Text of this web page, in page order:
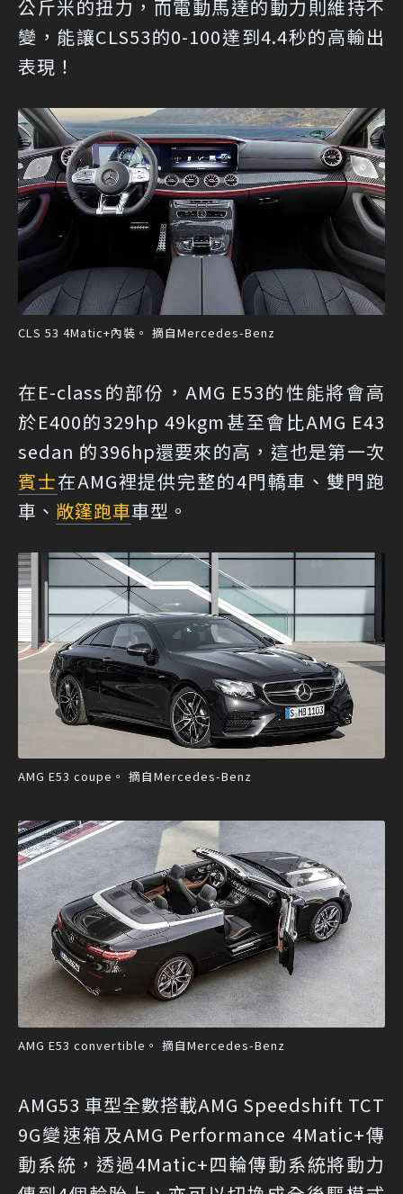
公斤米的扭力，而電動馬達的動力則維持不
變，能讓CLS53的0-100達到4.4秒的高輸出
表現！
CLS 53 4Matic+內裝。 摘自Mercedes-Benz
在E-class的部份，AMG E53的性能將會高
於E400的329hp 49kgm甚至會比AMG E43
sedan 的396hp還要來的高，這也是第一次
賓士在AMG裡提供完整的4門轎車、雙門跑
車、 敞篷跑車車型。
AMG E53 coupe。 摘自Mercedes-Benz
AMG E53 convertible。 摘自Mercedes-Benz
AMG53 車型全數搭載AMG Speedshift TCT
9G變速箱及AMG Performance 4Matic+傳
動系統，透過4Matic+四輪傳動系統將動力